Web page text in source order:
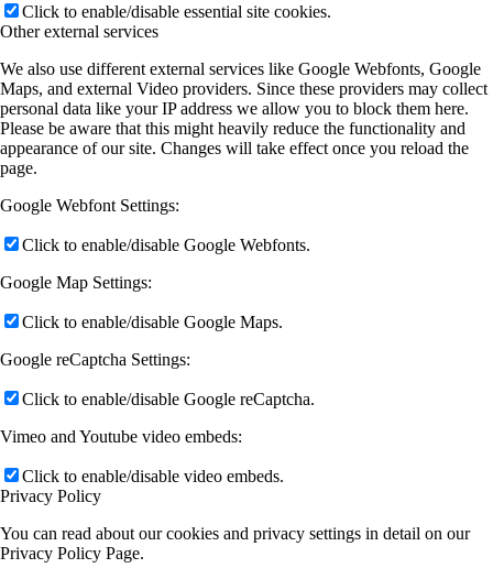
Click to enable/disable essential site cookies.
Other external services
We also use different external services like Google Webfonts, Google
Maps, and external Video providers. Since these providers may collect
personal data like your IP address we allow you to block them here.
Please be aware that this might heavily reduce the functionality and
appearance of our site. Changes will take effect once you reload the
page.
Google Webfont Settings:
Click to enable/disable Google Webfonts.
Google Map Settings:
Click to enable/disable Google Maps.
Google reCaptcha Settings:
Click to enable/disable Google reCaptcha.
Vimeo and Youtube video embeds:
Click to enable/disable video embeds.
Privacy Policy
You can read about our cookies and privacy settings in detail on our
Privacy Policy Page.